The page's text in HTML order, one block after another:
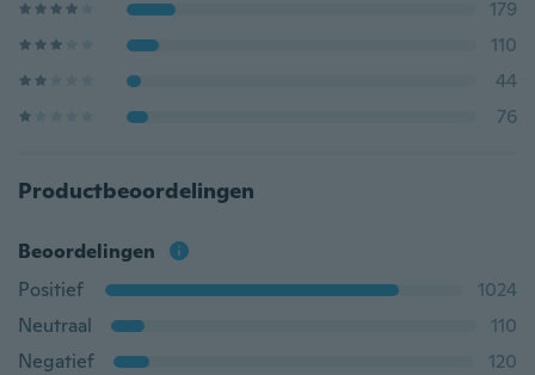
179
110
44
76
Productbeoordelingen
Beoordelingen
Positief
1024
Neutraal
110
Negatief
120